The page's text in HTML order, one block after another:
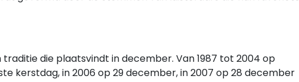
traditie die plaatsvindt in december. Van 1987 tot 2004 op
kerstdag, in 2006 op 29 december, in 2007 op 28 december